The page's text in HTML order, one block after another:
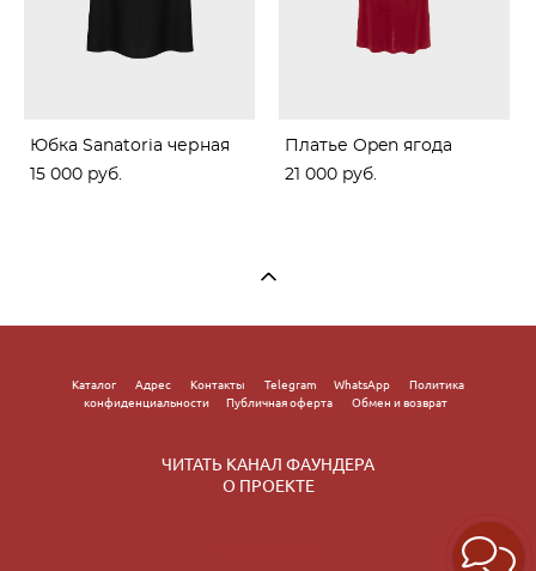
Юбка Sanatoria черная
15 000 pуб.
Платье Open ягода
21 000 pуб.
Каталог Адрес Контакты Telegram WhatsApp
Политика
конфиденциальности
Публичная оферта Обмен и возврат
ЧИТАТЬ КАНАЛ ФАУНДЕРА
О ПРОЕКТЕ